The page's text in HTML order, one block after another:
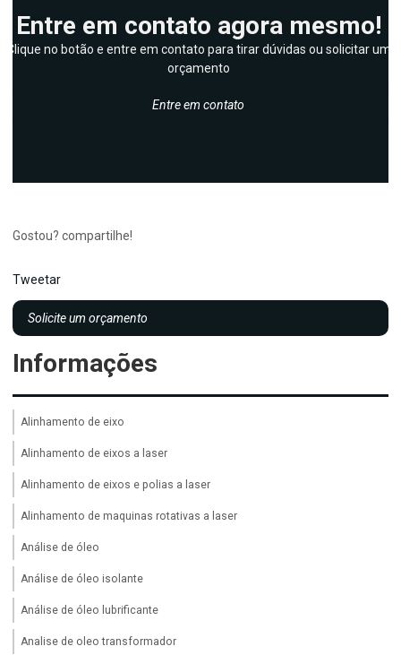
Entre em contato agora mesmo!
Clique no botão e entre em contato para tirar dúvidas ou solicitar um
orçamento
Entre em contato
Gostou? compartilhe!
Tweetar
Solicite um orçamento
Informações
Alinhamento de eixo
Alinhamento de eixos a laser
Alinhamento de eixos e polias a laser
Alinhamento de maquinas rotativas a laser
Análise de óleo
Análise de óleo isolante
Análise de óleo lubrificante
Analise de oleo transformador